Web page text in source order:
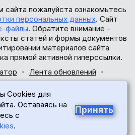
сайта пожалуйста ознакомьтесь
персональных данных. Сайт
файлы. Обратите внимание -
статей и формы документов
материалов сайта
прямой активной гиперссылки.
Лента обновлений
© 2017-2026
18+
Cookies для
Оставаясь на
с
.
Принять